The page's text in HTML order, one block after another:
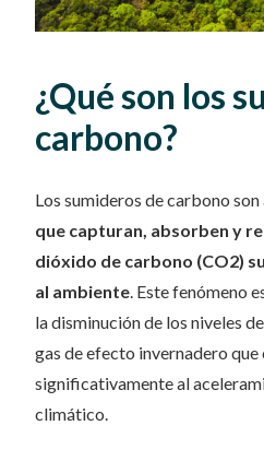
¿Qué son los
carbono?
Los sumideros de carbono son
que capturan, absorben y
dióxido de carbono (CO2)
al ambiente . Este fenómeno
la disminución de los niveles
gas de efecto invernadero
significativamente al
climático.